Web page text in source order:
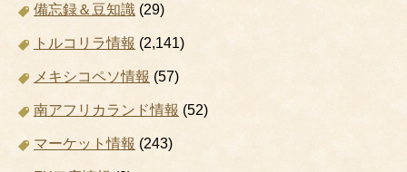
備忘録＆豆知識 (29)
トルコリラ情報 (2,141)
メキシコペソ情報 (57)
南アフリカランド情報 (52)
マーケット情報 (243)